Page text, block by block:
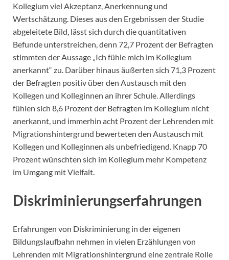
Kollegium viel Akzeptanz, Anerkennung und
Wertschätzung. Dieses aus den Ergebnissen der Studie
abgeleitete Bild, lässt sich durch die quantitativen
Befunde unterstreichen, denn 72,7 Prozent der Befragten
stimmten der Aussage „Ich fühle mich im Kollegium
anerkannt“ zu. Darüber hinaus äußerten sich 71,3 Prozent
der Befragten positiv über den Austausch mit den
Kollegen und Kolleginnen an ihrer Schule. Allerdings
fühlen sich 8,6 Prozent der Befragten im Kollegium nicht
anerkannt, und immerhin acht Prozent der Lehrenden mit
Migrationshintergrund bewerteten den Austausch mit
Kollegen und Kolleginnen als unbefriedigend. Knapp 70
Prozent wünschten sich im Kollegium mehr Kompetenz
im Umgang mit Vielfalt.
Diskriminierungserfahrungen
Erfahrungen von Diskriminierung in der eigenen
Bildungslaufbahn nehmen in vielen Erzählungen von
Lehrenden mit Migrationshintergrund eine zentrale Rolle